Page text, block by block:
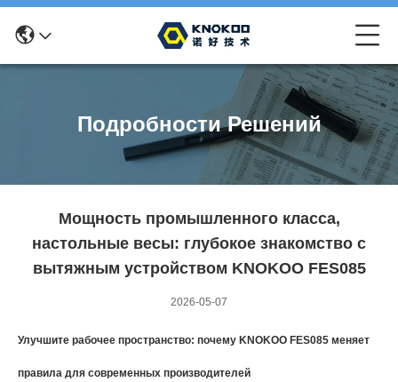
Подробности Решений
Мощность промышленного класса,
настольные весы: глубокое знакомство с
вытяжным устройством KNOKOO FES085
2026-05-07
Улучшите рабочее пространство: почему KNOKOO FES085 меняет
правила для современных производителей